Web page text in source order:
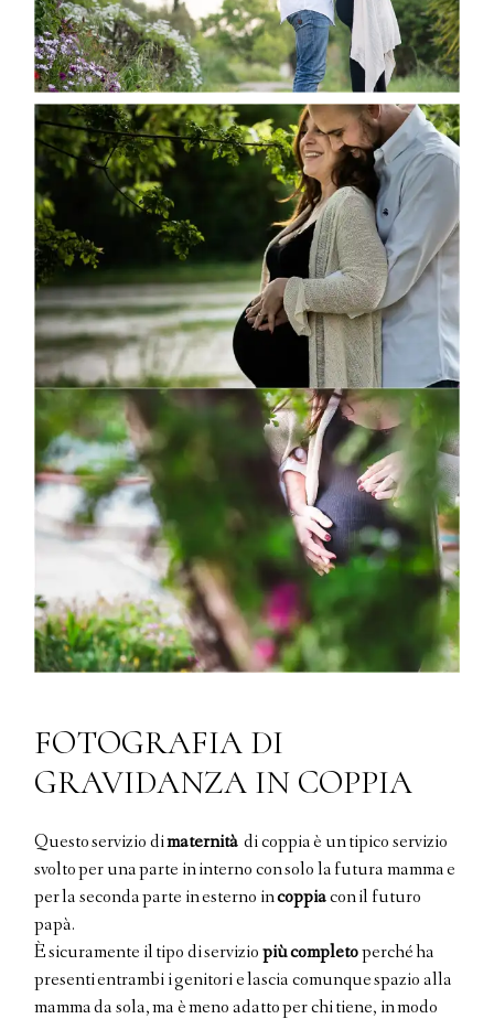
FOTOGRAFIA DI
GRAVIDANZA IN COPPIA
Questo servizio dimaternità di coppia è un tipico servizio
svolto per una parte in interno con solo la futura mamma e
per la seconda parte in esterno incoppiacon il futuro
papà.
È sicuramente il tipo di servizio più completoperché ha
presenti entrambi i genitori e lascia comunque spazio alla
mamma da sola, ma è meno adatto per chi tiene, in modo
Gallerie